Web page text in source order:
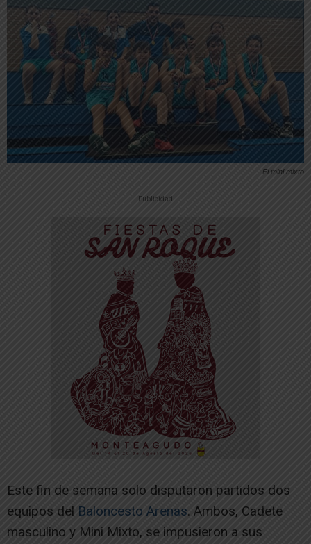
El mini mixto
-- Publicidad --
Este fin de semana solo disputaron partidos dos
equipos del Baloncesto Arenas. Ambos, Cadete
masculino y Mini Mixto, se impusieron a sus